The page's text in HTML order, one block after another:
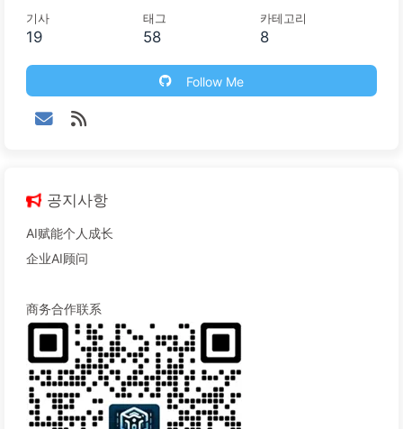
기사
19
태그
58
카테고리
8
Follow Me
공지사항
AI赋能个人成长
企业AI顾问
商务合作联系